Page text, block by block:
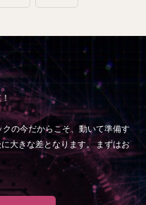
の今だからこそ、動いて準備す
大きな差となります。 まずはお